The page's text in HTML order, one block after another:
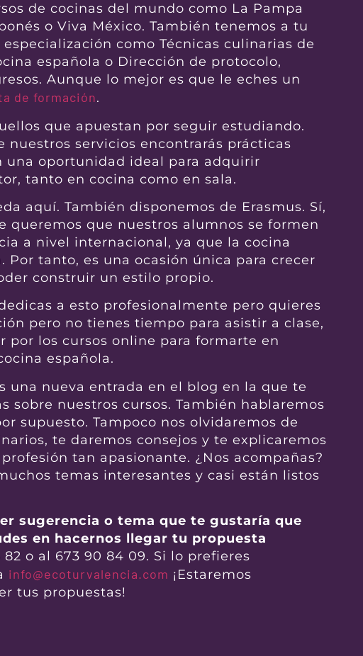
de cocinas del mundo como La Pampa
o Viva México. También tenemos a tu
como Técnicas culinarias de
española o Dirección de protocolo,
Aunque lo mejor es que le eches un
de formación.
que apuestan por seguir estudiando.
nuestros servicios encontrarás prácticas
una oportunidad ideal para adquirir
tanto en cocina como en sala.
aquí. También disponemos de Erasmus. Sí,
queremos que nuestros alumnos se formen
a nivel internacional, ya que la cocina
Por tanto, es una ocasión única para crecer
construir un estilo propio.
a esto profesionalmente pero quieres
pero no tienes tiempo para asistir a clase,
por los cursos online para formarte en
española.
una nueva entrada en el blog en la que te
sobre nuestros cursos. También hablaremos
supuesto. Tampoco nos olvidaremos de
te daremos consejos y te explicaremos
tan apasionante. ¿Nos acompañas?
temas interesantes y casi están listos
sugerencia o tema que te gustaría que
en hacernos llegar tu propuesta
o al 673 90 84 09. Si lo prefieres
info@ecoturvalencia.com ¡Estaremos
tus propuestas!